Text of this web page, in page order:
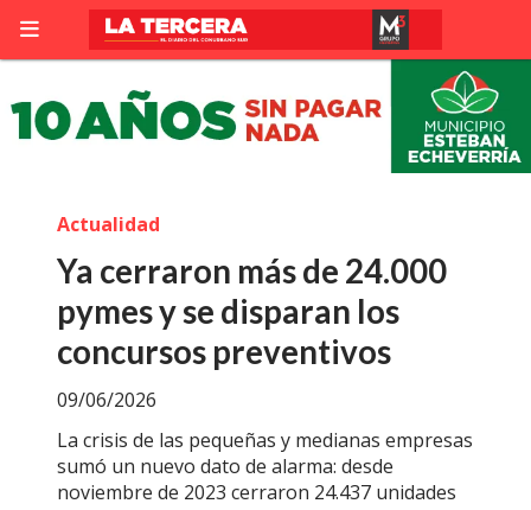
Ya cerraron más de 24.000
pymes y se disparan los
concursos preventivos
La crisis de las pequeñas y medianas empresas
sumó un nuevo dato de alarma: desde
noviembre de 2023 cerraron 24.437 unidades
Actualidad
09/06/2026